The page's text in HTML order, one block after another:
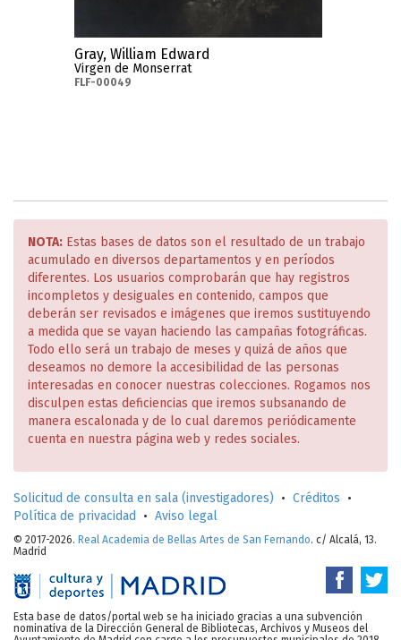
Gray, William Edward
Virgen de Monserrat
FLF-00049
NOTA: Estas bases de datos son el resultado de un trabajo
acumulado en diversos departamentos y en períodos
diferentes. Los usuarios comprobarán que hay registros
incompletos y desiguales en contenido, campos que
deberán ser revisados e imágenes que iremos sustituyendo
a medida que se vayan haciendo las campañas fotográficas.
Todo ello será un trabajo de meses y quizá de años que
deseamos no demore la accesibilidad de las personas
interesadas en conocer nuestras colecciones. Rogamos nos
disculpen estas deficiencias que iremos subsanando de
manera escalonada y de lo cual daremos periódicamente
cuenta en nuestra página web y redes sociales.
Solicitud de consulta en sala (investigadores) • Créditos •
Política de privacidad
• Aviso legal
© 2017-2026. Real Academia de Bellas Artes de San Fernando. c/ Alcalá, 13.
Madrid
Esta base de datos/portal web se ha iniciado gracias a una subvención
nominativa de la Dirección General de Bibliotecas, Archivos y Museos del